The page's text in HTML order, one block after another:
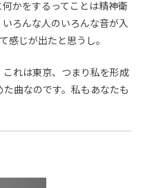
かをするってことは精神衛
ろんな人のいろんな音が入
感じが出たと思うし。
れは東京、つまり私を形成
曲なのです。私もあなたも